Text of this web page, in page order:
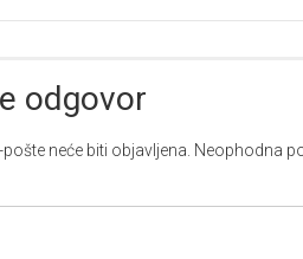
odgovor
neće biti objavljena. Neophodna